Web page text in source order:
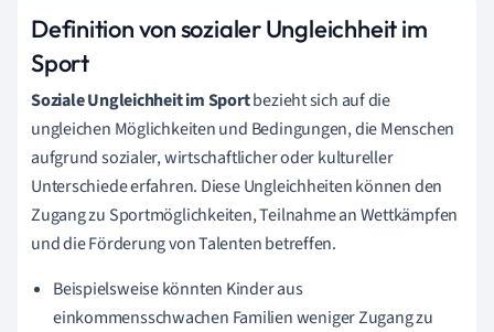
Definition von sozialer Ungleichheit im
Sport
Soziale Ungleichheit im Sportbezieht sich auf die
ungleichen Möglichkeiten und Bedingungen, die Menschen
aufgrund sozialer, wirtschaftlicher oder kultureller
Unterschiede erfahren. Diese Ungleichheiten können den
Zugang zu Sportmöglichkeiten, Teilnahme an Wettkämpfen
und die Förderung von Talenten betreffen.
Beispielsweise könnten Kinder aus
einkommensschwachen Familien weniger Zugang zu